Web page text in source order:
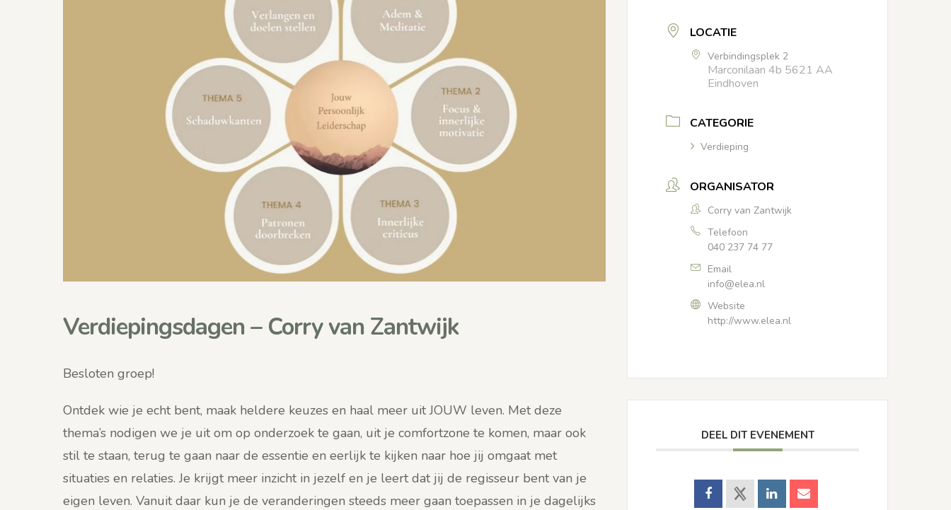
Verdiepingsdagen – Corry van Zantwijk
Besloten groep!
Ontdek wie je echt bent, maak heldere keuzes en haal meer uit JOUW leven. Met deze
thema’s nodigen we je uit om op onderzoek te gaan, uit je comfortzone te komen, maar ook
stil te staan, terug te gaan naar de essentie en eerlijk te kijken naar hoe jij omgaat met
situaties en relaties. Je krijgt meer inzicht in jezelf en je leert dat jij de regisseur bent van je
eigen leven. Vanuit daar kun je de veranderingen steeds meer gaan toepassen in je dagelijks
LOCATIE
Verbindingsplek 2
Marconilaan 4b 5621 AA
Eindhoven
CATEGORIE
Verdieping
ORGANISATOR
Corry van Zantwijk
Telefoon
040 237 74 77
Email
info@elea.nl
Website
http://www.elea.nl
DEEL DIT EVENEMENT